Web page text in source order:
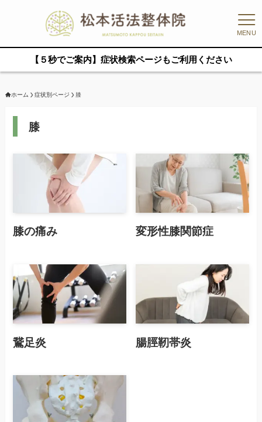
MENU
【５秒でご案内】症状検索ページもご利用ください
ホーム 症状別ページ 膝
膝
膝の痛み 変形性膝関節症
鵞足炎 腸脛靭帯炎